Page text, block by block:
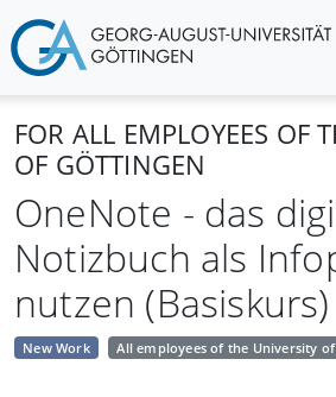
FOR ALL EMPLOYEES OF
OF GÖTTINGEN
OneNote - das
Notizbuch als
nutzen (Basiskurs)
New Work All employees of the University